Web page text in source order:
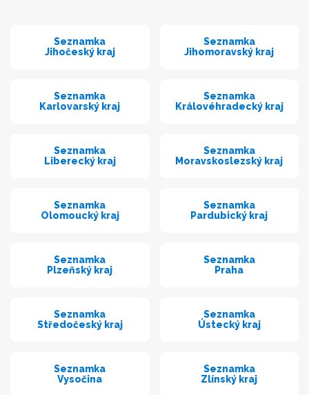
Seznamka
Jihočeský kraj
Seznamka
Jihomoravský kraj
Seznamka
Karlovarský kraj
Seznamka
Královéhradecký kraj
Seznamka
Liberecký kraj
Seznamka
Moravskoslezský kraj
Seznamka
Olomoucký kraj
Seznamka
Pardubický kraj
Seznamka
Plzeňský kraj
Seznamka
Praha
Seznamka
Středočeský kraj
Seznamka
Ústecký kraj
Seznamka
Vysočina
Seznamka
Zlínský kraj